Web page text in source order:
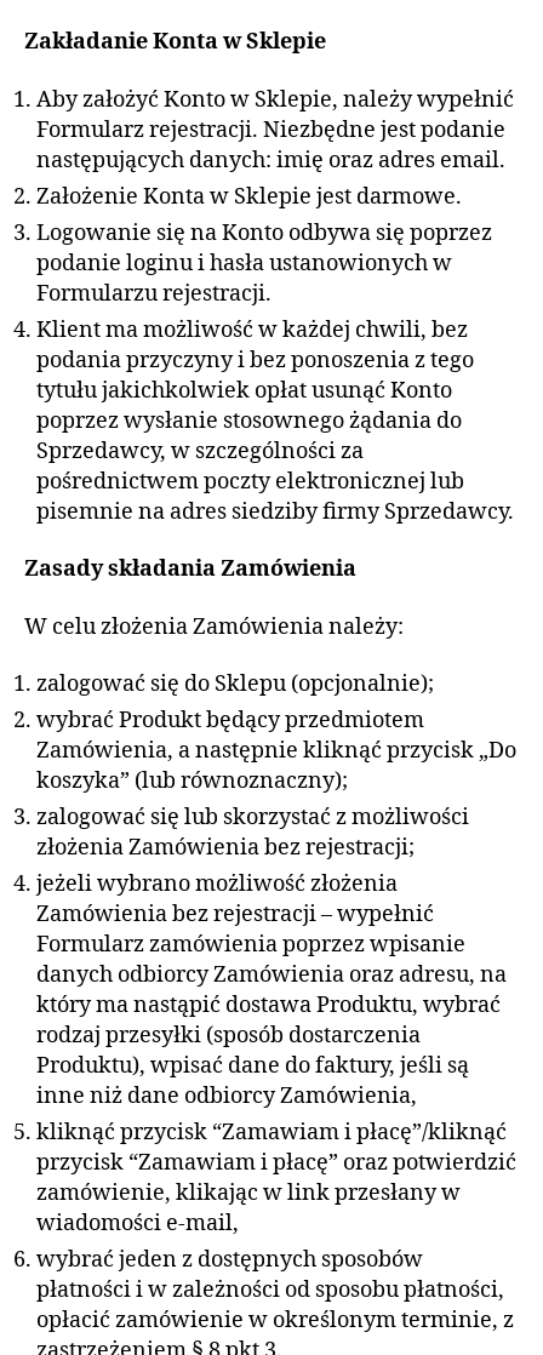
Zakładanie Konta w Sklepie
Aby założyć Konto w Sklepie, należy wypełnić
Formularz rejestracji. Niezbędne jest podanie
następujących danych: imię oraz adres email.
Założenie Konta w Sklepie jest darmowe.
Logowanie się na Konto odbywa się poprzez
podanie loginu i hasła ustanowionych w
Formularzu rejestracji.
Klient ma możliwość w każdej chwili, bez
podania przyczyny i bez ponoszenia z tego
tytułu jakichkolwiek opłat usunąć Konto
poprzez wysłanie stosownego żądania do
Sprzedawcy, w szczególności za
pośrednictwem poczty elektronicznej lub
pisemnie na adres siedziby firmy Sprzedawcy.
Zasady składania Zamówienia
W celu złożenia Zamówienia należy:
zalogować się do Sklepu (opcjonalnie);
wybrać Produkt będący przedmiotem
Zamówienia, a następnie kliknąć przycisk „Do
koszyka” (lub równoznaczny);
zalogować się lub skorzystać z możliwości
złożenia Zamówienia bez rejestracji;
jeżeli wybrano możliwość złożenia
Zamówienia bez rejestracji – wypełnić
Formularz zamówienia poprzez wpisanie
danych odbiorcy Zamówienia oraz adresu, na
który ma nastąpić dostawa Produktu, wybrać
rodzaj przesyłki (sposób dostarczenia
Produktu), wpisać dane do faktury, jeśli są
inne niż dane odbiorcy Zamówienia,
kliknąć przycisk “Zamawiam i płacę”/kliknąć
przycisk “Zamawiam i płacę” oraz potwierdzić
zamówienie, klikając w link przesłany w
wiadomości e-mail,
wybrać jeden z dostępnych sposobów
płatności i w zależności od sposobu płatności,
opłacić zamówienie w określonym terminie, z